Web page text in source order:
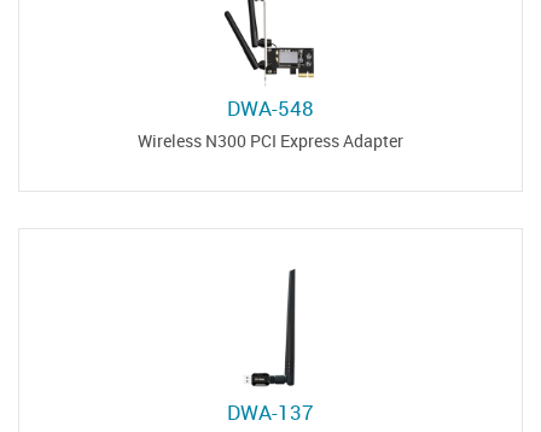
DWA-548
Wireless N300 PCI Express Adapter
DWA-137